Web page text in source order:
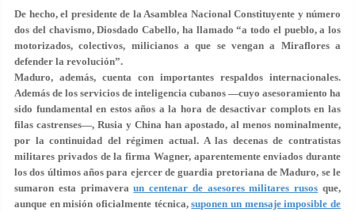
De hecho, el presidente de la Asamblea Nacional Constituyente y número
dos del chavismo,Diosdado Cabello, ha llamado “a todo el pueblo, a los
motorizados, colectivos, milicianos a que se vengan a Miraflores a
defender la revolución”.
Maduro, además, cuenta con importantes respaldos internacionales.
Además de los servicios de inteligencia cubanos —cuyo asesoramiento ha
sido fundamental en estos años a la hora de desactivar complots en las
filas castrenses—, Rusia y China han apostado, al menos nominalmente,
por la continuidad del régimen actual. A las decenas de contratistas
militares privados de la firma Wagner, aparentemente enviados durante
los dos últimos años para ejercer de guardia pretoriana de Maduro, se le
sumaron esta primaveraun centenar de asesores militares rusos que,
aunque en misión oficialmente técnica,suponen un mensaje imposible de